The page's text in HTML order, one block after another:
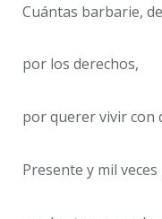
Cuántas barbarie,
por los derechos,
por querer vivir con
Presente y mil